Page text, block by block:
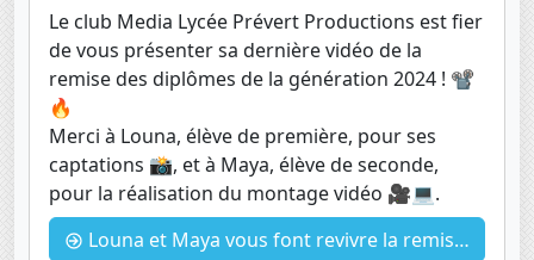
Le club Media Lycée Prévert Productions est fier
de vous présenter sa dernière vidéo de la
remise des diplômes de la génération 2024 ! 📽️
🔥
Merci à Louna, élève de première, pour ses
captations 📸, et à Maya, élève de seconde,
pour la réalisation du montage vidéo 🎥💻.
Louna et Maya vous font revivre la remises des diplômes.